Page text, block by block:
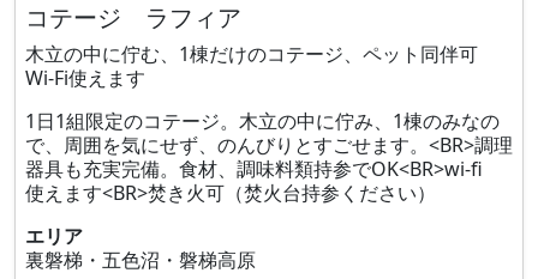
コテージ ラフィア
木立の中に佇む、1棟だけのコテージ、ペット同伴可
Wi-Fi使えます
1日1組限定のコテージ。木立の中に佇み、1棟のみなの
で、周囲を気にせず、のんびりとすごせます。<BR>調理
器具も充実完備。食材、調味料類持参でOK<BR>wi-fi
使えます<BR>焚き火可（焚火台持参ください）
エリア
裏磐梯・五色沼・磐梯高原